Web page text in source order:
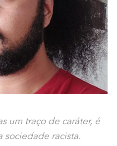
um traço de caráter, é
sociedade racista.